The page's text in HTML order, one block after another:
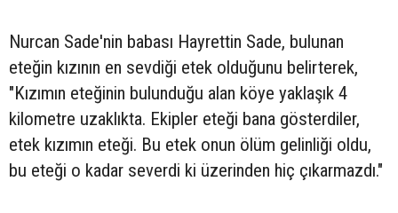
Nurcan Sade'nin babası Hayrettin Sade, bulunan
eteğin kızının en sevdiği etek olduğunu belirterek,
"Kızımın eteğinin bulunduğu alan köye yaklaşık 4
kilometre uzaklıkta. Ekipler eteği bana gösterdiler,
etek kızımın eteği. Bu etek onun ölüm gelinliği oldu,
bu eteği o kadar severdi ki üzerinden hiç çıkarmazdı."